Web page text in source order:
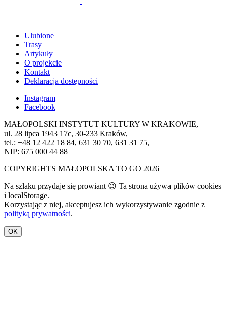
Ulubione
Trasy
Artykuły
O projekcie
Kontakt
Deklaracja dostępności
Instagram
Facebook
MAŁOPOLSKI INSTYTUT KULTURY W KRAKOWIE,
ul. 28 lipca 1943 17c, 30-233 Kraków,
tel.: +48 12 422 18 84, 631 30 70, 631 31 75,
NIP: 675 000 44 88
COPYRIGHTS MAŁOPOLSKA TO GO 2026
Na szlaku przydaje się prowiant 😉 Ta strona używa plików cookies
i localStorage.
Korzystając z niej, akceptujesz ich wykorzystywanie zgodnie z
polityką prywatności.
OK